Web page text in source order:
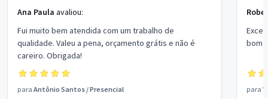
Ana Paula avaliou:
Fui muito bem atendida com um trabalho de
qualidade. Valeu a pena, orçamento grátis e não é
careiro. Obrigada!
para Antônio Santos /Presencial
bom
para